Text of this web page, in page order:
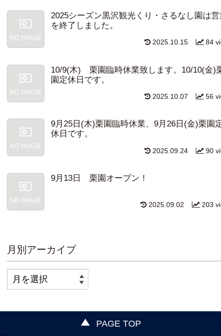
2025シーズン黒沢観光くり・さるなし園は
を終了しました。
84
2025.10.15
10/9(木) 栗園臨時休業致します。10/10(金)
園定休日です。
56
2025.10.07
9月25日(木)栗園臨時休業、9月26日(金)栗園
休日です。
90
2025.09.24
9月13日 栗園オープン！
203
2025.09.02
月別アーカイブ
PAGE TOP